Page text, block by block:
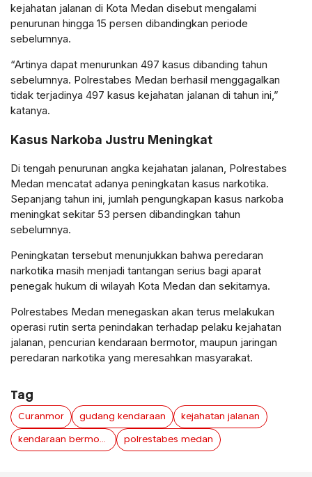
kejahatan jalanan di Kota Medan disebut mengalami
penurunan hingga 15 persen dibandingkan periode
sebelumnya.
“Artinya dapat menurunkan 497 kasus dibanding tahun
sebelumnya. Polrestabes Medan berhasil menggagalkan
tidak terjadinya 497 kasus kejahatan jalanan di tahun ini,”
katanya.
Kasus Narkoba Justru Meningkat
Di tengah penurunan angka kejahatan jalanan, Polrestabes
Medan mencatat adanya peningkatan kasus narkotika.
Sepanjang tahun ini, jumlah pengungkapan kasus narkoba
meningkat sekitar 53 persen dibandingkan tahun
sebelumnya.
Peningkatan tersebut menunjukkan bahwa peredaran
narkotika masih menjadi tantangan serius bagi aparat
penegak hukum di wilayah Kota Medan dan sekitarnya.
Polrestabes Medan menegaskan akan terus melakukan
operasi rutin serta penindakan terhadap pelaku kejahatan
jalanan, pencurian kendaraan bermotor, maupun jaringan
peredaran narkotika yang meresahkan masyarakat.
Tag
Curanmor gudang kendaraan kejahatan jalanan
kendaraan bermotor polrestabes medan